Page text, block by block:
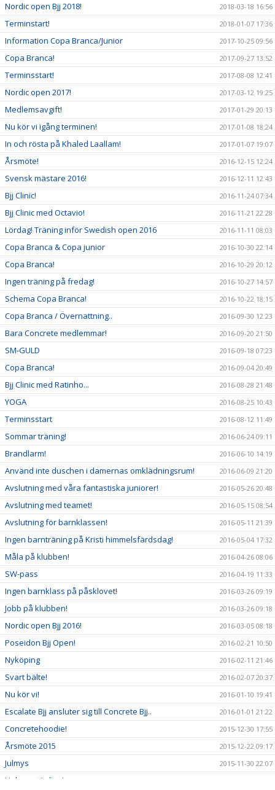
Nordic open Bjj 2018! 2018-03-18 16:56
Terminstart! 2018-01-07 17:36
Information Copa Branca/Junior 2017-10-25 09:56
Copa Branca! 2017-09-27 13:52
Terminsstart! 2017-08-08 12:41
Nordic open 2017! 2017-03-12 19:25
Medlemsavgift! 2017-01-29 20:13
Nu kör vi igång terminen! 2017-01-08 18:24
In och rösta på Khaled Laallam! 2017-01-07 19:07
Årsmöte! 2016-12-15 12:24
Svensk mästare 2016! 2016-12-11 12:43
Bjj Clinic! 2016-11-24 07:34
Bjj Clinic med Octavio! 2016-11-21 22:28
Lördag! Träning inför Swedish open 2016 2016-11-11 08:03
Copa Branca & Copa junior 2016-10-30 22:14
Copa Branca! 2016-10-29 20:12
Ingen träning på fredag! 2016-10-27 14:57
Schema Copa Branca! 2016-10-22 18:15
Copa Branca / Övernattning.. 2016-09-30 12:23
Bara Concrete medlemmar! 2016-09-20 21:50
SM-GULD 2016-09-18 07:23
Copa Branca! 2016-09-04 20:49
Bjj Clinic med Ratinho... 2016-08-28 21:48
YOGA 2016-08-25 10:43
Terminsstart 2016-08-12 11:49
Sommar träning! 2016-06-24 09:11
Brandlarm! 2016-06-10 14:19
Använd inte duschen i damernas omklädningsrum! 2016-06-09 21:20
Avslutning med våra fantastiska juniorer! 2016-05-26 20:48
Avslutning med teamet! 2016-05-15 08:54
Avslutning för barnklassen! 2016-05-11 21:39
Ingen barnträning på Kristi himmelsfärdsdag! 2016-05-04 17:32
Måla på klubben! 2016-04-26 08:06
SW-pass 2016-04-19 11:33
Ingen barnklass på påsklovet! 2016-03-26 09:19
Jobb på klubben! 2016-03-26 09:18
Nordic open Bjj 2016! 2016-03-05 08:18
Poseidon Bjj Open! 2016-02-21 10:50
Nyköping 2016-02-11 21:46
Svart bälte! 2016-02-07 20:37
Nu kör vi! 2016-01-10 19:41
Escalate Bjj ansluter sig till Concrete Bjj.. 2016-01-01 21:22
Concretehoodie! 2015-12-30 17:55
Årsmöte 2015 2015-12-22 09:17
Julmys 2015-11-30 22:07
Helgens tävling!